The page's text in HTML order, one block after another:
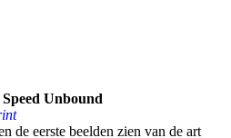
Unbound
de eerste beelden zien van de art